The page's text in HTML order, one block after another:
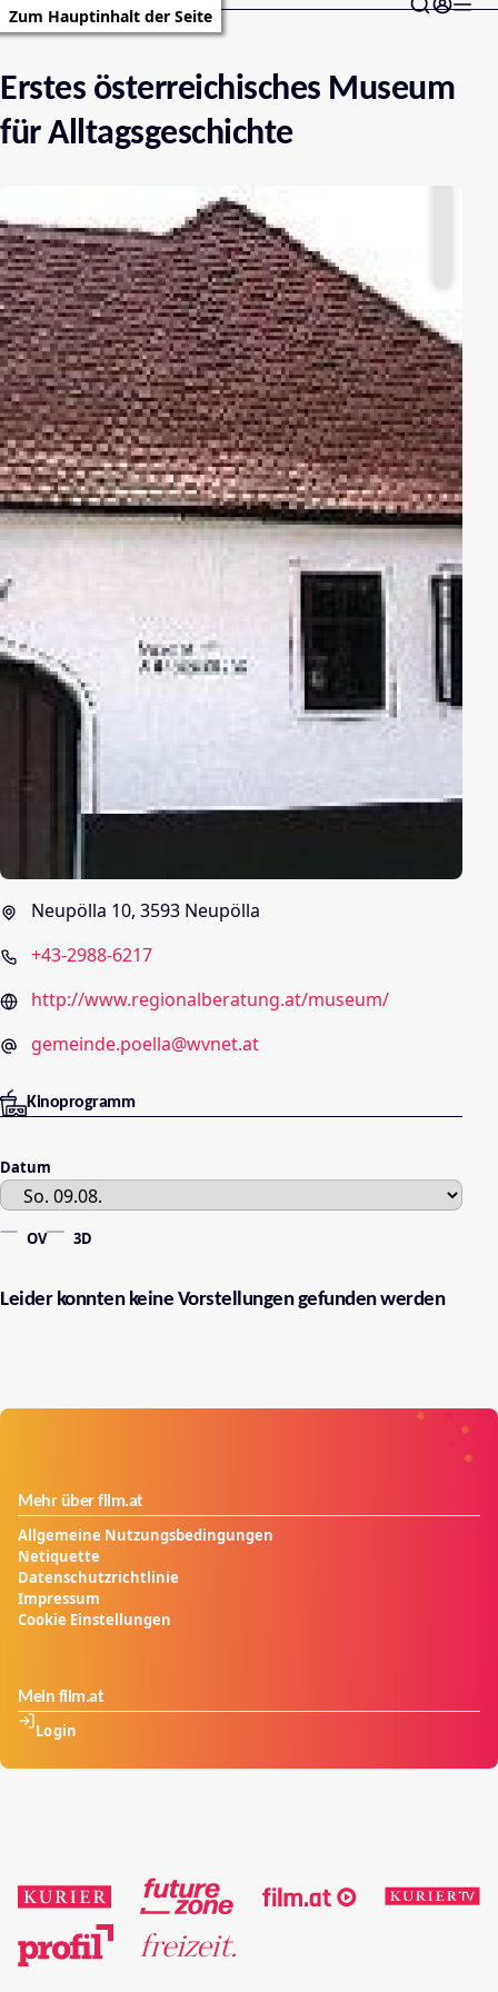
Zum Hauptinhalt der Seite
Erstes österreichisches Museum
für Alltagsgeschichte
Neupölla 10, 3593 Neupölla
+43-2988-6217
http://www.regionalberatung.at/museum/
gemeinde.poella@wvnet.at
Kinoprogramm
Datum
OV 3D
Leider konnten keine Vorstellungen gefunden werden
Mehr über film.at
Allgemeine Nutzungsbedingungen
Netiquette
Datenschutzrichtlinie
Impressum
Cookie Einstellungen
Mein film.at
Login